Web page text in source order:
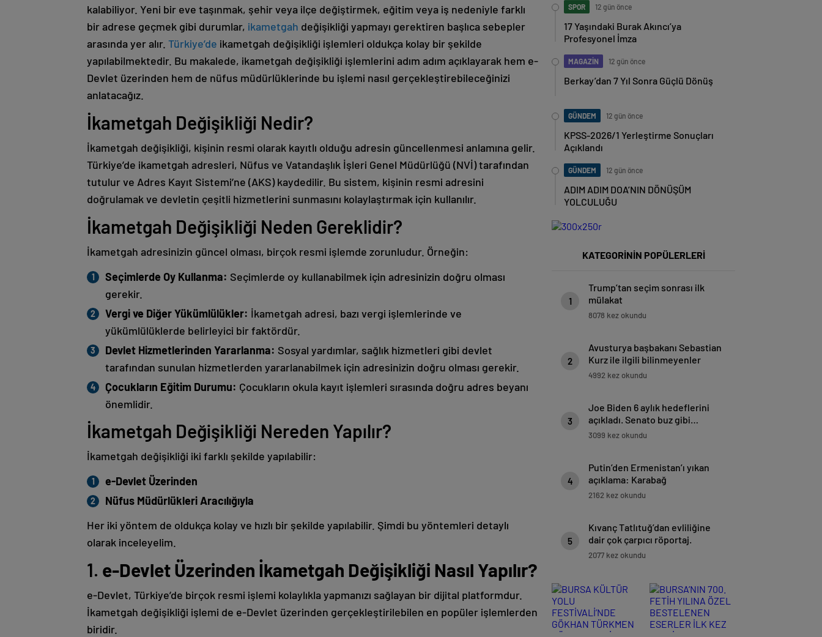
kalabiliyor. Yeni bir eve taşınmak, şehir veya ilçe değiştirmek, eğitim veya iş nedeniyle farklı
bir adrese geçmek gibi durumlar, ikametgah değişikliği yapmayı gerektiren başlıca sebepler
arasında yer alır. Türkiye’de ikametgah değişikliği işlemleri oldukça kolay bir şekilde
yapılabilmektedir. Bu makalede, ikametgah değişikliği işlemlerini adım adım açıklayarak hem e-
Devlet üzerinden hem de nüfus müdürlüklerinde bu işlemi nasıl gerçekleştirebileceğinizi
anlatacağız.
İkametgah Değişikliği Nedir?
İkametgah değişikliği, kişinin resmi olarak kayıtlı olduğu adresin güncellenmesi anlamına gelir.
Türkiye’de ikametgah adresleri, Nüfus ve Vatandaşlık İşleri Genel Müdürlüğü (NVİ) tarafından
tutulur ve Adres Kayıt Sistemi’ne (AKS) kaydedilir. Bu sistem, kişinin resmi adresini
doğrulamak ve devletin çeşitli hizmetlerini sunmasını kolaylaştırmak için kullanılır.
İkametgah Değişikliği Neden Gereklidir?
İkametgah adresinizin güncel olması, birçok resmi işlemde zorunludur. Örneğin:
Seçimlerde Oy Kullanma: Seçimlerde oy kullanabilmek için adresinizin doğru olması
gerekir.
Vergi ve Diğer Yükümlülükler: İkametgah adresi, bazı vergi işlemlerinde ve
yükümlülüklerde belirleyici bir faktördür.
Devlet Hizmetlerinden Yararlanma: Sosyal yardımlar, sağlık hizmetleri gibi devlet
tarafından sunulan hizmetlerden yararlanabilmek için adresinizin doğru olması gerekir.
Çocukların Eğitim Durumu: Çocukların okula kayıt işlemleri sırasında doğru adres beyanı
önemlidir.
İkametgah Değişikliği Nereden Yapılır?
İkametgah değişikliği iki farklı şekilde yapılabilir:
e-Devlet Üzerinden
Nüfus Müdürlükleri Aracılığıyla
Her iki yöntem de oldukça kolay ve hızlı bir şekilde yapılabilir. Şimdi bu yöntemleri detaylı
olarak inceleyelim.
1. e-Devlet Üzerinden İkametgah Değişikliği Nasıl Yapılır?
e-Devlet, Türkiye’de birçok resmi işlemi kolaylıkla yapmanızı sağlayan bir dijital platformdur.
İkametgah değişikliği işlemi de e-Devlet üzerinden gerçekleştirilebilen en popüler işlemlerden
biridir.
SPOR 12 gün önce
17 Yaşındaki Burak Akıncı’ya
Profesyonel İmza
MAGAZİN 12 gün önce
Berkay’dan 7 Yıl Sonra Güçlü Dönüş
GÜNDEM 12 gün önce
KPSS-2026/1 Yerleştirme Sonuçları
Açıklandı
GÜNDEM 12 gün önce
ADIM ADIM DOA’NIN DÖNÜŞÜM
YOLCULUĞU
KATEGORİNİN POPÜLERLERİ
1
Trump’tan seçim sonrası ilk
mülakat
8078 kez okundu
2
Avusturya başbakanı Sebastian
Kurz ile ilgili bilinmeyenler
4992 kez okundu
3
Joe Biden 6 aylık hedeflerini
açıkladı. Senato buz gibi…
3099 kez okundu
4
Putin’den Ermenistan’ı yıkan
açıklama: Karabağ
Azerbaycan’ın ayrılmaz bir
2162 kez okundu
5
Kıvanç Tatlıtuğ’dan evliliğine
dair çok çarpıcı röportaj.
2077 kez okundu